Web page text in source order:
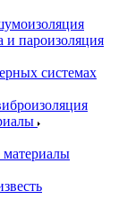
и пароизоляция
системах